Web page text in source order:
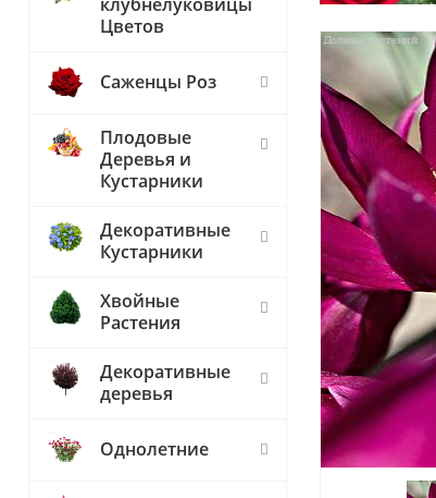
Цветов
Саженцы Роз
Плодовые
Деревья и
Кустарники
Декоративные
Кустарники
Хвойные
Растения
Декоративные
деревья
Однолетние